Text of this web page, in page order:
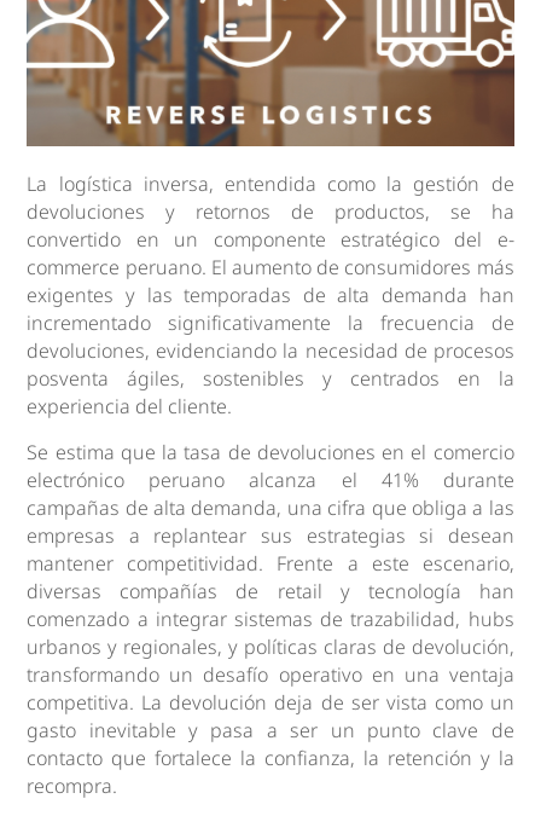
La logística inversa, entendida como la gestión de
devoluciones y retornos de productos, se ha
convertido en un componente estratégico del e-
commerce peruano. El aumento de consumidores más
exigentes y las temporadas de alta demanda han
incrementado significativamente la frecuencia de
devoluciones, evidenciando la necesidad de procesos
posventa ágiles, sostenibles y centrados en la
experiencia del cliente.
Se estima que la tasa de devoluciones en el comercio
electrónico peruano alcanza el 41% durante
campañas de alta demanda, una cifra que obliga a las
empresas a replantear sus estrategias si desean
mantener competitividad. Frente a este escenario,
diversas compañías de retail y tecnología han
comenzado a integrar sistemas de trazabilidad, hubs
urbanos y regionales, y políticas claras de devolución,
transformando un desafío operativo en una ventaja
competitiva. La devolución deja de ser vista como un
gasto inevitable y pasa a ser un punto clave de
contacto que fortalece la confianza, la retención y la
recompra.